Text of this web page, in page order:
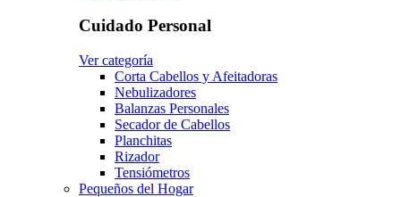
Cuidado Personal
Ver categoría
Corta Cabellos y Afeitadoras
Nebulizadores
Balanzas Personales
Secador de Cabellos
Planchitas
Rizador
Tensiómetros
Pequeños del Hogar